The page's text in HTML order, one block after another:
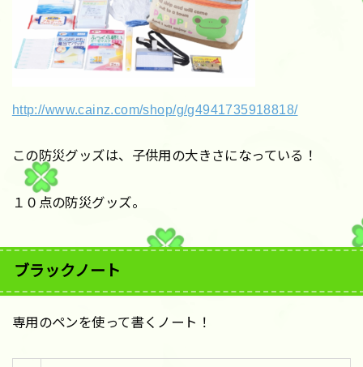
http://www.cainz.com/shop/g/g4941735918818/
この防災グッズは、子供用の大きさになっている！
１０点の防災グッズ。
ブラックノート
専用のペンを使って書くノート！